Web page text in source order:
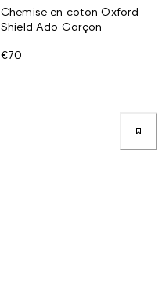
Chemise en coton Oxford
Shield Ado Garçon
€70